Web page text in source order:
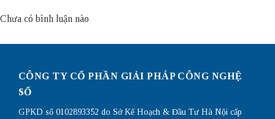
Chưa có bình luận nào
CÔNG TY CỔ PHẦN GIẢI PHÁP CÔNG NGHỆ
SỐ
GPKD số 0102893352 do Sở Kế Hoạch & Đầu Tư Hà Nội cấp